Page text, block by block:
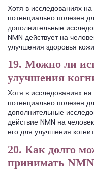
Хотя в исследованиях
потенциально полезен
дополнительные
NMN действует на
улучшения здоровья
19. Можно ли
улучшения
Хотя в исследованиях
потенциально полезен
дополнительные
действие NMN на
его для улучшения
20. Как долго
принимать